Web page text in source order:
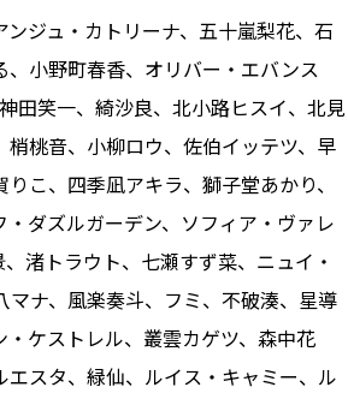
ジュ・カトリーナ、五十嵐梨花、石
小野町春香、オリバー・エバンス
田笑一、綺沙良、北小路ヒスイ、北見
桃音、小柳ロウ、佐伯イッテツ、早
こ、四季凪アキラ、獅子堂あかり、
ダズルガーデン、ソフィア・ヴァレ
渚トラウト、七瀬すず菜、ニュイ・
ナ、風楽奏斗、フミ、不破湊、星導
ケストレル、叢雲カゲツ、​​森中花
スタ、緑仙、ルイス・キャミー、ル